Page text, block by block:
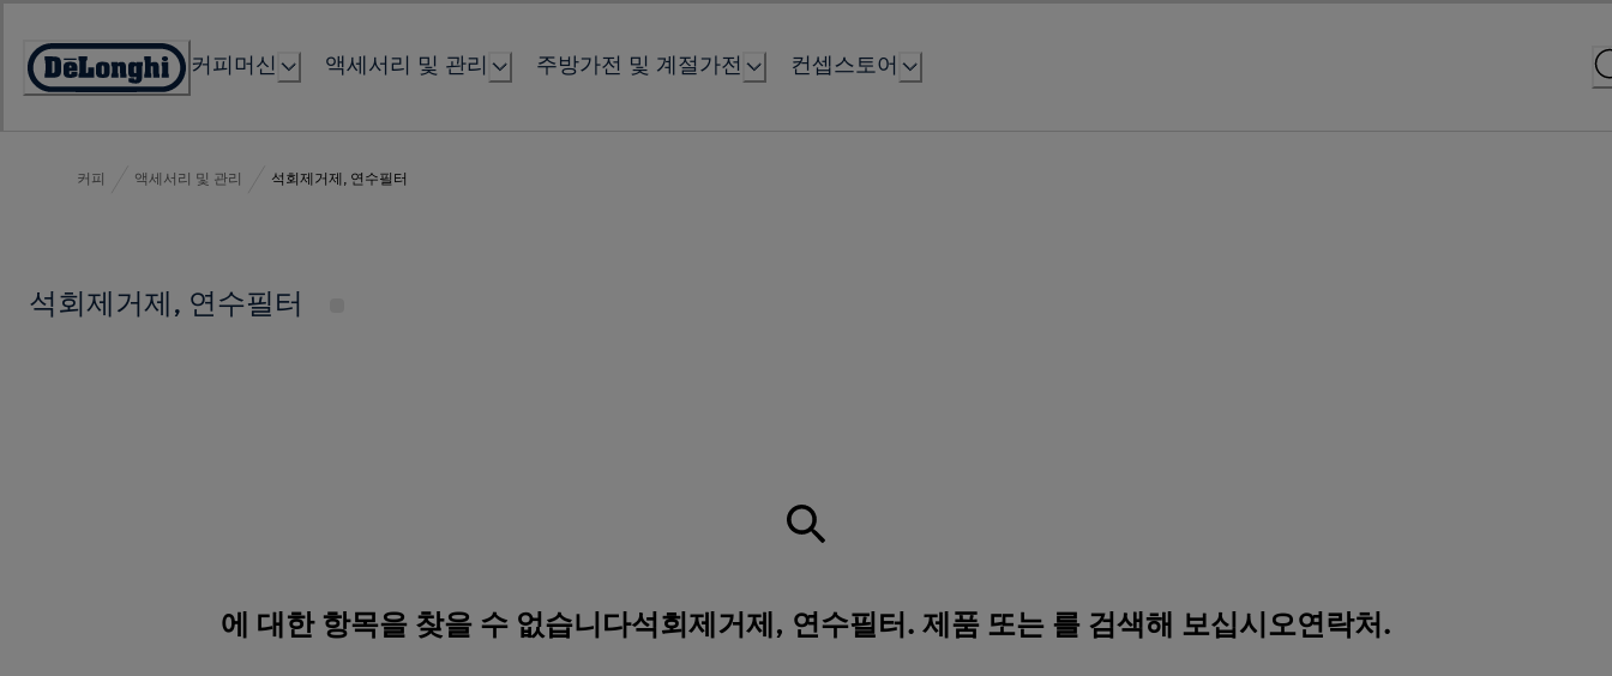
Content
Accessibility
커피머신 액세서리 및 관리 주방가전 및 계절가전 컨셉스토어
커피 액세서리 및 관리 석회제거제, 연수필터
석회제거제, 연수필터
에 대한 항목을 찾을 수 없습니다석회제거제, 연수필터. 제품 또는 를 검색해 보십시오연락처 .